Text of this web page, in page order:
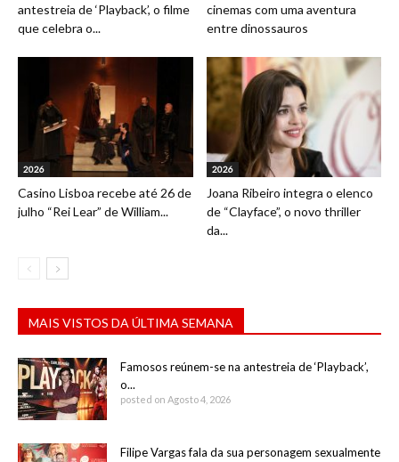
antestreia de ‘Playback’, o filme
que celebra o...
cinemas com uma aventura
entre dinossauros
2026
Casino Lisboa recebe até 26 de
julho “Rei Lear” de William...
2026
Joana Ribeiro integra o elenco
de “Clayface”, o novo thriller
da...
MAIS VISTOS DA ÚLTIMA SEMANA
Famosos reúnem-se na antestreia de ‘Playback’,
o...
posted on Agosto 4, 2026
Filipe Vargas fala da sua personagem sexualmente